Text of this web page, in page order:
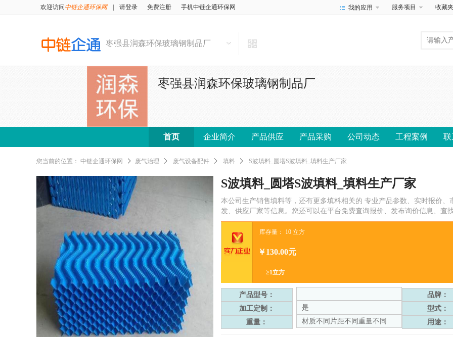
欢迎访问 中链企通环保网 请登录 免费注册 手机中链企通环保网 我的应用 服务项目 收藏夹
枣强县润森环保玻璃钢制品厂
枣强县润森环保玻璃钢制品厂
首页 企业简介 产品供应 产品采购 公司动态 工程案例 联
您当前的位置： 中链企通环保网 废气治理 废气设备配件 填料 S波填料_圆塔S波填料_填料生产厂家
S波填料_圆塔S波填料_填料生产厂家
本公司生产销售填料等，还有更多填料相关的 专业产品参数、实时报价、
发、供应厂家等信息。您还可以在平台免费查询报价、发布询价信息、查
库存量： 10 立方
￥130.00元
≥1立方
产品型号：
品牌：
加工定制：
是
型式：
重量：
材质不同片距不同重量不同 用途：